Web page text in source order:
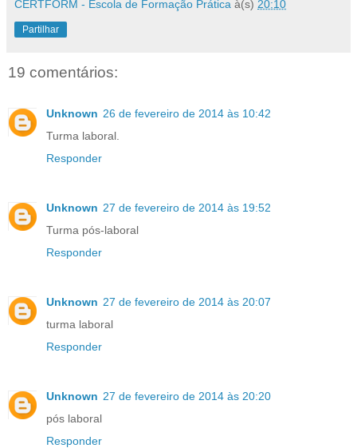
CERTFORM - Escola de Formação Prática à(s) 20:10
Partilhar
19 comentários:
Unknown 26 de fevereiro de 2014 às 10:42
Turma laboral.
Responder
Unknown 27 de fevereiro de 2014 às 19:52
Turma pós-laboral
Responder
Unknown 27 de fevereiro de 2014 às 20:07
turma laboral
Responder
Unknown 27 de fevereiro de 2014 às 20:20
pós laboral
Responder